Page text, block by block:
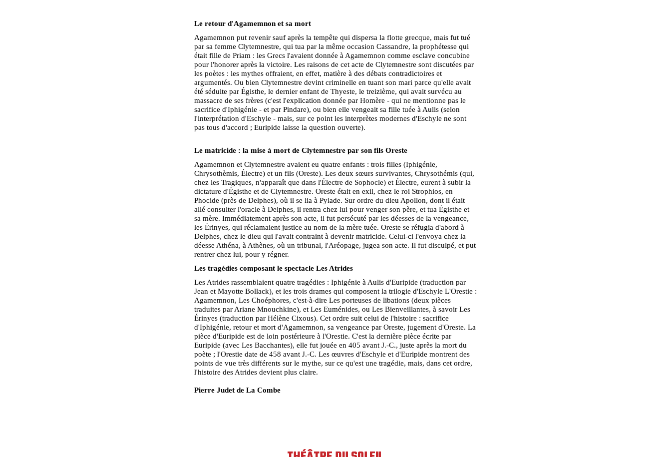
Le retour d'Agamemnon et sa mort
Agamemnon put revenir sauf après la tempête qui dispersa la flotte grecque, mais fut tué
par sa femme Clytemnestre, qui tua par la même occasion Cassandre, la prophétesse qui
était fille de Priam : les Grecs l'avaient donnée à Agamemnon comme esclave concubine
pour l'honorer après la victoire. Les raisons de cet acte de Clytemnestre sont discutées par
les poètes : les mythes offraient, en effet, matière à des débats contradictoires et
argumentés. Ou bien Clytemnestre devint criminelle en tuant son mari parce qu'elle avait
été séduite par Égisthe, le dernier enfant de Thyeste, le treizième, qui avait survécu au
massacre de ses frères (c'est l'explication donnée par Homère - qui ne mentionne pas le
sacrifice d'Iphigénie - et par Pindare), ou bien elle vengeait sa fille tuée à Aulis (selon
l'interprétation d'Eschyle - mais, sur ce point les interprètes modernes d'Eschyle ne sont
pas tous d'accord ; Euripide laisse la question ouverte).
Le matricide : la mise à mort de Clytemnestre par son fils Oreste
Agamemnon et Clytemnestre avaient eu quatre enfants : trois filles (Iphigénie,
Chrysothèmis, Électre) et un fils (Oreste). Les deux sœurs survivantes, Chrysothémis (qui,
chez les Tragiques, n'apparaît que dans l'Électre de Sophocle) et Électre, eurent à subir la
dictature d'Égisthe et de Clytemnestre. Oreste était en exil, chez le roi Strophios, en
Phocide (près de Delphes), où il se lia à Pylade. Sur ordre du dieu Apollon, dont il était
allé consulter l'oracle à Delphes, il rentra chez lui pour venger son père, et tua Égisthe et
sa mère. Immédiatement après son acte, il fut persécuté par les déesses de la vengeance,
les Érinyes, qui réclamaient justice au nom de la mère tuée. Oreste se réfugia d'abord à
Delphes, chez le dieu qui l'avait contraint à devenir matricide. Celui-ci l'envoya chez la
déesse Athéna, à Athènes, où un tribunal, l'Aréopage, jugea son acte. Il fut disculpé, et put
rentrer chez lui, pour y régner.
Les tragédies composant le spectacle Les Atrides
Les Atrides rassemblaient quatre tragédies : Iphigénie à Aulis d'Euripide (traduction par
Jean et Mayotte Bollack), et les trois drames qui composent la trilogie d'Eschyle L'Orestie :
Agamemnon, Les Choéphores, c'est-à-dire Les porteuses de libations (deux pièces
traduites par Ariane Mnouchkine), et Les Euménides, ou Les Bienveillantes, à savoir Les
Érinyes (traduction par Hélène Cixous). Cet ordre suit celui de l'histoire : sacrifice
d'Iphigénie, retour et mort d'Agamemnon, sa vengeance par Oreste, jugement d'Oreste. La
pièce d'Euripide est de loin postérieure à l'Orestie. C'est la dernière pièce écrite par
Euripide (avec Les Bacchantes), elle fut jouée en 405 avant J.-C., juste après la mort du
poète ; l'Orestie date de 458 avant J.-C. Les œuvres d'Eschyle et d'Euripide montrent des
points de vue très différents sur le mythe, sur ce qu'est une tragédie, mais, dans cet ordre,
l'histoire des Atrides devient plus claire.
Pierre Judet de La Combe